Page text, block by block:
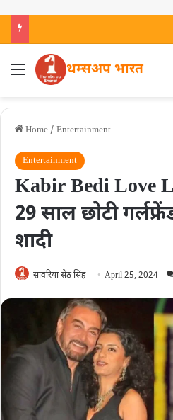
थम्सअप भारत
Home / Entertainment
Entertainment
Kabir Bedi Love
29 साल छोटी
शादी
सांवरिया सेठ सिंह April 25, 2024